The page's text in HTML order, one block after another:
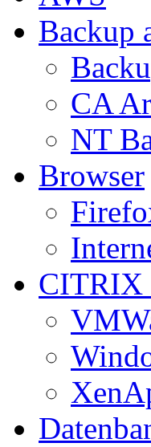
Backup
CA
NT
Browser
CITRIX